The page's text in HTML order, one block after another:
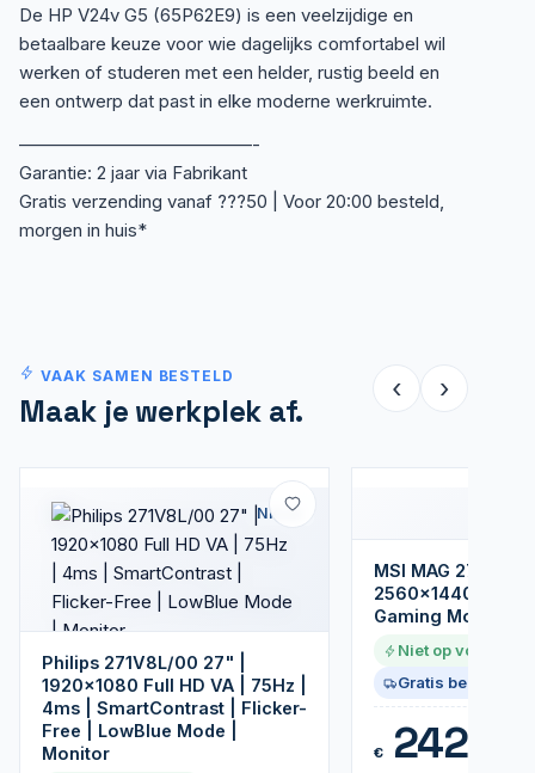
De HP V24v G5 (65P62E9) is een veelzijdige en
betaalbare keuze voor wie dagelijks comfortabel wil
werken of studeren met een helder, rustig beeld en
een ontwerp dat past in elke moderne werkruimte.
—————————————-
Garantie: 2 jaar via Fabrikant
Gratis verzending vanaf ???50 | Voor 20:00 besteld,
morgen in huis*
VAAK SAMEN BESTELD
Maak je werkplek af.
‹ ›
Nieuw
Philips 271V8L/00 27" |
1920x1080 Full HD VA | 75Hz |
4ms | SmartContrast | Flicker-
Free | LowBlue Mode |
Monitor
MSI MAG
2560x1440 VA |
Gaming Monitor
Niet op voorraad
Gratis bezorgd
€242,99